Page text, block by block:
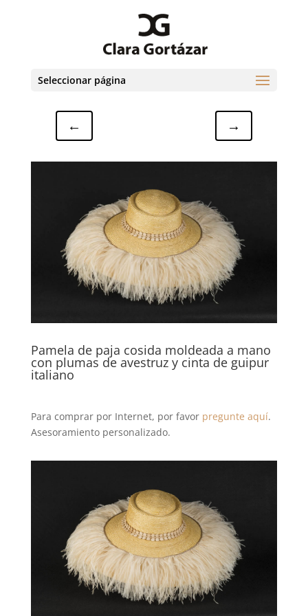
Seleccionar página
← →
Pamela de paja cosida moldeada a mano
con plumas de avestruz y cinta de guipur
italiano
Para comprar por Internet, por favor pregunte aquí.
Asesoramiento personalizado.